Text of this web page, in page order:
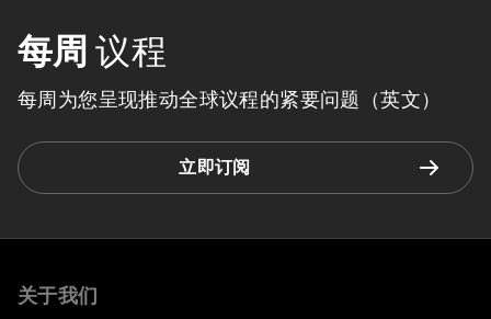
每周 议程
每周为您呈现推动全球议程的紧要问题（英文）
立即订阅
关于我们